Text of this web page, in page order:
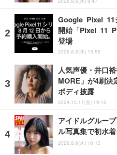
Google Pixel 11
開始「Pixel 11
登場
2026.8.5(水) 15:58
人気声優・井口
MORE」が4刷決
ボディ披露
2024.10.11(金) 19:15
アイドルグルー
ル写真集で初水着
2026.8.6(木) 10:13